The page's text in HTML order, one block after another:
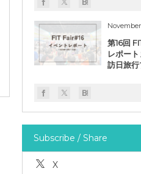
第16回
レポー
訪日旅行
Subscribe / Share
X